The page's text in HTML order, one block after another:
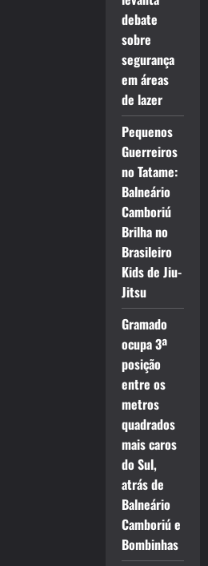
debate
sobre
segurança
em áreas
de lazer
Pequenos
Guerreiros
no Tatame:
Balneário
Camboriú
Brilha no
Brasileiro
Kids de Jiu-
Jitsu
Gramado
ocupa 3ª
posição
entre os
metros
quadrados
mais caros
do Sul,
atrás de
Balneário
Camboriú e
Bombinhas